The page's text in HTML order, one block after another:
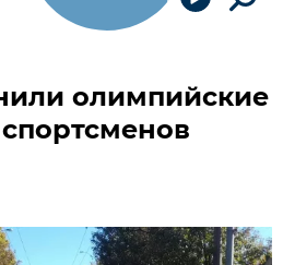
олимпийские